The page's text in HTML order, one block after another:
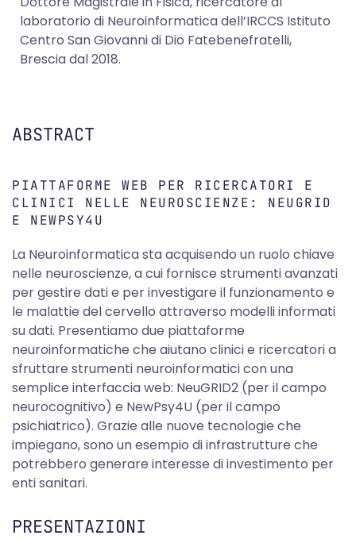
laboratorio di Neuroinformatica dell’IRCCS Istituto
Centro San Giovanni di Dio Fatebenefratelli,
Brescia dal 2018.
ABSTRACT
PIATTAFORME WEB PER RICERCATORI E
CLINICI NELLE NEUROSCIENZE: NEUGRID
E NEWPSY4U
La Neuroinformatica sta acquisendo un ruolo chiave
nelle neuroscienze, a cui fornisce strumenti avanzati
per gestire dati e per investigare il funzionamento e
le malattie del cervello attraverso modelli informati
su dati. Presentiamo due piattaforme
neuroinformatiche che aiutano clinici e ricercatori a
sfruttare strumenti neuroinformatici con una
semplice interfaccia web: NeuGRID2 (per il campo
neurocognitivo) e NewPsy4U (per il campo
psichiatrico). Grazie alle nuove tecnologie che
impiegano, sono un esempio di infrastrutture che
potrebbero generare interesse di investimento per
enti sanitari.
PRESENTAZIONI